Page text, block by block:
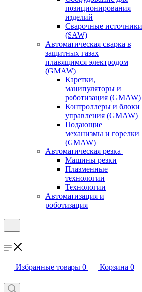
позиционирования
изделий
Сварочные источники
(SAW)
Автоматическая сварка в
защитных газах
плавящимся электродом
(GMAW)
Каретки,
манипуляторы и
роботизация (GMAW)
Контроллеры и блоки
управления (GMAW)
Подающие
механизмы и горелки
(GMAW)
Автоматическая резка
Машины резки
Плазменные
технологии
Технологии
Автоматизация и
роботизация
Избранные товары 0 Корзина 0